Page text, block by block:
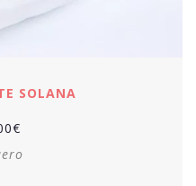
SOLANA
€